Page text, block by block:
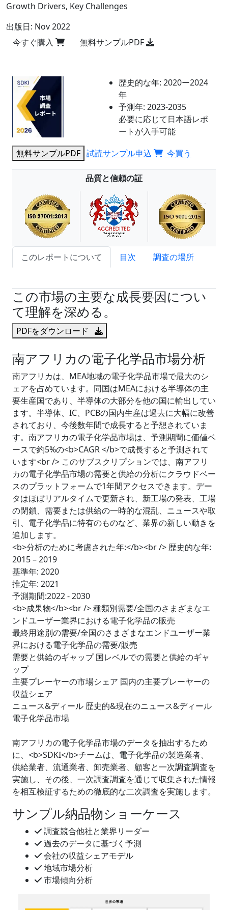
Growth Drivers, Key Challenges
出版日: Nov 2022
今すぐ購入
無料サンプルPDF
歴史的な年: 2020ー2024
年
予測年: 2023-2035
必要に応じて日本語レポ
ートが入手可能
無料サンプルPDF 試読サンプル申込 今買う
品質と信頼の証
このレポートについて 目次
調査の場所
この市場の主要な成長要因につい
て理解を深める。
PDFをダウンロード
南アフリカの電子化学品市場分析
南アフリカは、MEA地域の電子化学品市場で最大のシ
ェアを占めています。同国はMEAにおける半導体の主
要生産国であり、半導体の大部分を他の国に輸出してい
ます。半導体、IC、PCBの国内生産は過去に大幅に改善
されており、今後数年間で成長すると予想されていま
す。南アフリカの電子化学品市場は、予測期間に価値ベ
ースで約5%の<b>CAGR </b>で成長すると予測されて
います<br /> このサブスクリプションでは、南アフリ
カの電子化学品市場の需要と供給の分析にクラウドベー
スのプラットフォームで1年間アクセスできます。デー
タはほぼリアルタイムで更新され、新工場の発表、工場
の閉鎖、需要または供給の一時的な混乱、ニュースや取
引、電子化学品に特有のものなど、業界の新しい動きを
追加します。
<b>分析のために考慮された年:</b><br /> 歴史的な年:
2015 – 2019
基準年: 2020
推定年: 2021
予測期間:2022 - 2030
<b>成果物</b><br /> 種類別需要/全国のさまざまなエ
ンドユーザー業界における電子化学品の販売
最終用途別の需要/全国のさまざまなエンドユーザー業
界における電子化学品の需要/販売
需要と供給のギャップ 国レベルでの需要と供給のギャ
ップ
主要プレーヤーの市場シェア 国内の主要プレーヤーの
収益シェア
ニュース&ディール 歴史的&現在のニュース&ディール
電子化学品市場
南アフリカの電子化学品市場のデータを抽出するため
に、<b>SDKI</b>チームは、電子化学品の製造業者、
供給業者、流通業者、卸売業者、顧客と一次調査調査を
実施し、その後、一次調査調査を通じて収集された情報
を相互検証するための徹底的な二次調査を実施します。
サンプル納品物ショーケース
調査競合他社と業界リーダー
過去のデータに基づく予測
会社の収益シェアモデル
地域市場分析
市場傾向分析